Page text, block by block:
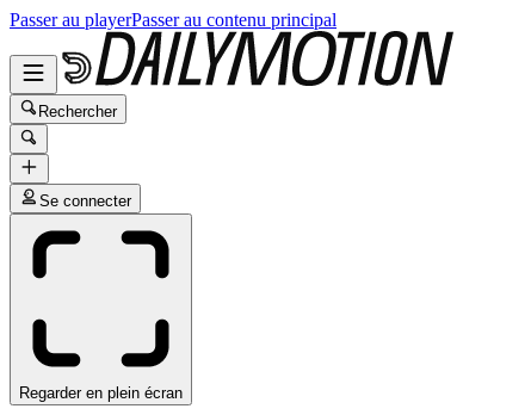
Passer au playerPasser au contenu principal
Rechercher
Se connecter
Regarder en plein écran